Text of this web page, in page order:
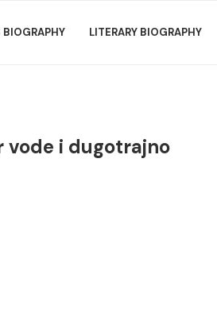
BIOGRAPHY LITERARY BIOGRAPHY
i dugotrajno